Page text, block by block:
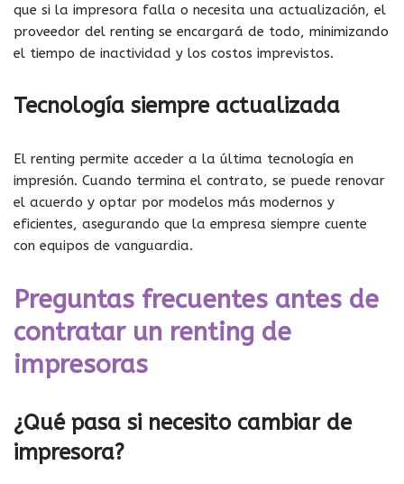
que si la impresora falla o necesita una actualización, el
proveedor del renting se encargará de todo, minimizando
el tiempo de inactividad y los costos imprevistos.
Tecnología siempre actualizada
El renting permite acceder a la última tecnología en
impresión. Cuando termina el contrato, se puede renovar
el acuerdo y optar por modelos más modernos y
eficientes, asegurando que la empresa siempre cuente
con equipos de vanguardia.
Preguntas frecuentes antes de
contratar un renting de
impresoras
¿Qué pasa si necesito cambiar de
impresora?